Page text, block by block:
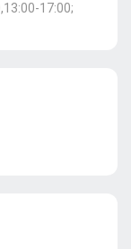
17:00;